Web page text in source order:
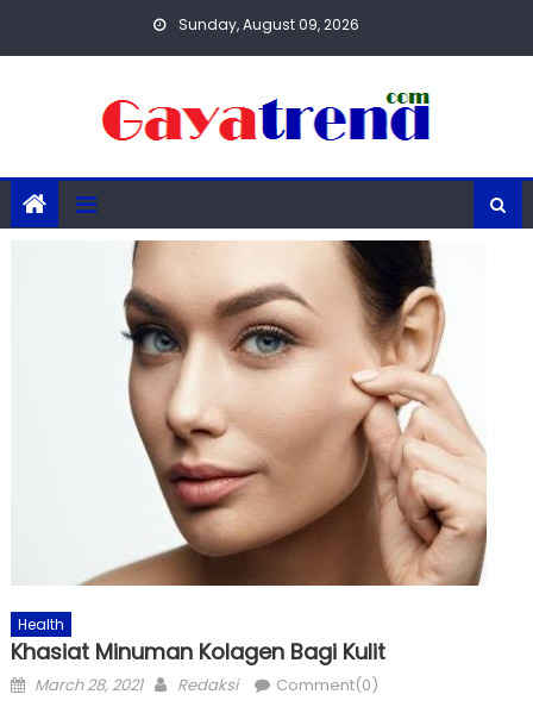
Sunday, August 09, 2026
Health
Khasiat Minuman Kolagen Bagi Kulit
Posted
March 28, 2021 Author
Redaksi Comment(0)